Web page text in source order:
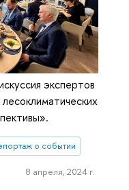
экспертов
о событии
8 апреля, 2024 г.